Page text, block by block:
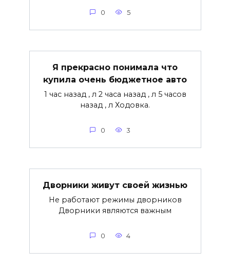
0 5
Я прекрасно понимала что
купила очень бюджетное авто
1 час назад , л 2 часа назад , л 5 часов
назад , л Ходовка.
0 3
Дворники живут своей жизнью
Не работают режимы дворников
Дворники являются важным
0 4